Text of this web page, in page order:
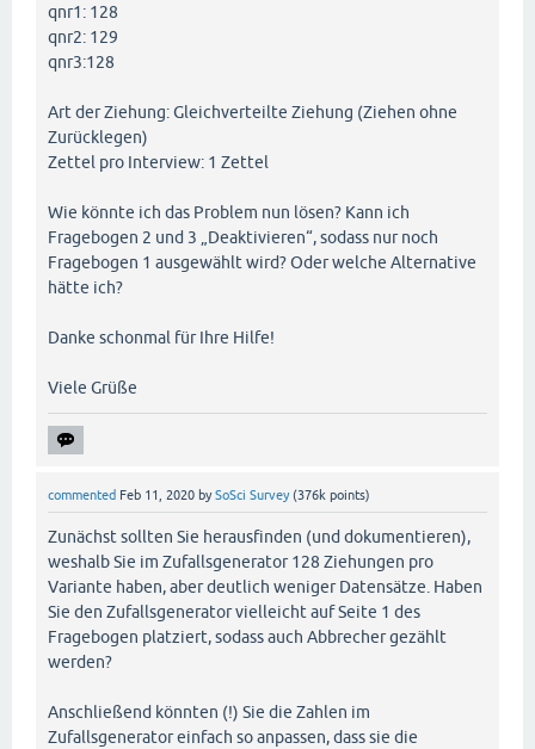
qnr1: 128
qnr2: 129
qnr3:128
Art der Ziehung: Gleichverteilte Ziehung (Ziehen ohne
Zurücklegen)
Zettel pro Interview: 1 Zettel
Wie könnte ich das Problem nun lösen? Kann ich
Fragebogen 2 und 3 „Deaktivieren“, sodass nur noch
Fragebogen 1 ausgewählt wird? Oder welche Alternative
hätte ich?
Danke schonmal für Ihre Hilfe!
Viele Grüße
commented Feb 11, 2020 bySoSci Survey (376k points)
Zunächst sollten Sie herausfinden (und dokumentieren),
weshalb Sie im Zufallsgenerator 128 Ziehungen pro
Variante haben, aber deutlich weniger Datensätze. Haben
Sie den Zufallsgenerator vielleicht auf Seite 1 des
Fragebogen platziert, sodass auch Abbrecher gezählt
werden?
Anschließend könnten (!) Sie die Zahlen im
Zufallsgenerator einfach so anpassen, dass sie die